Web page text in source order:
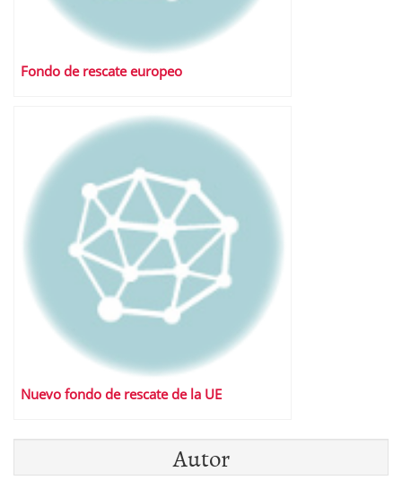
Fondo de rescate europeo
Nuevo fondo de rescate de la UE
Autor